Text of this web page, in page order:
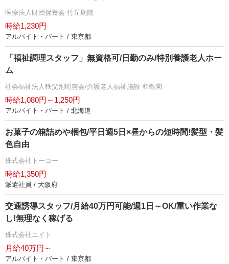
医療法人財団保養会 竹丘病院
時給1,230円
アルバイト・パート / 東京都
「福祉調理スタッフ」無資格可/日勤のみ/特別養護老人ホー
ム
社会福祉法人秩父別昭啓会/介護老人福祉施設 和敬園
時給1,080円～1,250円
アルバイト・パート / 北海道
お菓子の箱詰めや梱包/平日週5日×昼からの短時間!髪型・髪
色自由
株式会社トーコー
時給1,350円
派遣社員 / 大阪府
交通誘導スタッフ/月給40万円可能/週1日～OK/重い作業な
し!無理なく稼げる
株式会社エイト
月給40万円～
アルバイト・パート / 東京都